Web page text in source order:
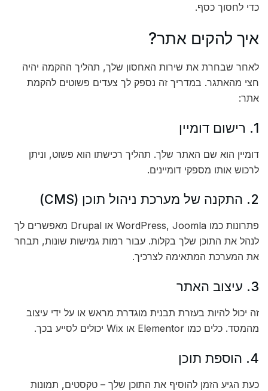
כדי לחסוך כסף.
איך להקים אתר?
לאחר שבחרת את שירות האחסון שלך, תהליך ההקמה יהיה
חצי מהאתגר. במדריך זה נספק לך צעדים פשוטים להקמת
אתר:
1. רישום דומיין
דומיין הוא שם האתר שלך. תהליך רכישתו הוא פשוט, וניתן
לרכוש אותו מספקי דומיינים.
2. התקנה של מערכת ניהול תוכן (CMS)
פתרונות כמו WordPress, Joomla או Drupal מאפשרים לך
לנהל את התוכן שלך בקלות. עבור רמות גמישות שונות, תבחר
את המערכת המתאימה לצרכיך.
3. עיצוב האתר
זה יכול להיות בעזרת תבנית מוגדרת מראש או על ידי עיצוב
מהמסד. כלים כמו Elementor או Wix יכולים לסייע בכך.
4. הוספת תוכן
כעת הגיע הזמן להוסיף את התוכן שלך – טקסטים, תמונות